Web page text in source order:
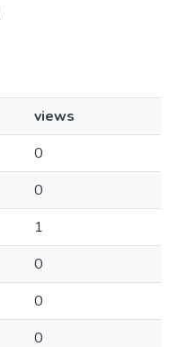
views
0
0
1
0
0
0